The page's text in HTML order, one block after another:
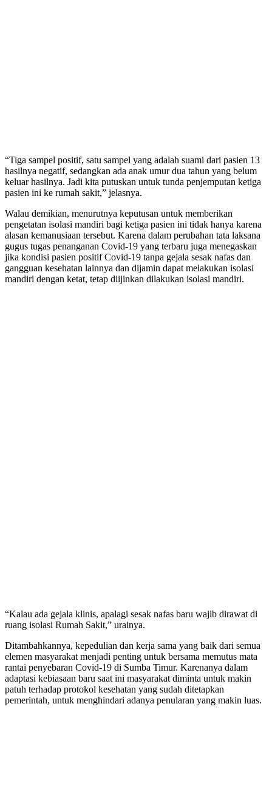
“Tiga sampel positif, satu sampel yang adalah suami dari pasien 13
hasilnya negatif, sedangkan ada anak umur dua tahun yang belum
keluar hasilnya. Jadi kita putuskan untuk tunda penjemputan ketiga
pasien ini ke rumah sakit,” jelasnya.
Walau demikian, menurutnya keputusan untuk memberikan
pengetatan isolasi mandiri bagi ketiga pasien ini tidak hanya karena
alasan kemanusiaan tersebut. Karena dalam perubahan tata laksana
gugus tugas penanganan Covid-19 yang terbaru juga menegaskan
jika kondisi pasien positif Covid-19 tanpa gejala sesak nafas dan
gangguan kesehatan lainnya dan dijamin dapat melakukan isolasi
mandiri dengan ketat, tetap diijinkan dilakukan isolasi mandiri.
“Kalau ada gejala klinis, apalagi sesak nafas baru wajib dirawat di
ruang isolasi Rumah Sakit,” urainya.
Ditambahkannya, kepedulian dan kerja sama yang baik dari semua
elemen masyarakat menjadi penting untuk bersama memutus mata
rantai penyebaran Covid-19 di Sumba Timur. Karenanya dalam
adaptasi kebiasaan baru saat ini masyarakat diminta untuk makin
patuh terhadap protokol kesehatan yang sudah ditetapkan
pemerintah, untuk menghindari adanya penularan yang makin luas.